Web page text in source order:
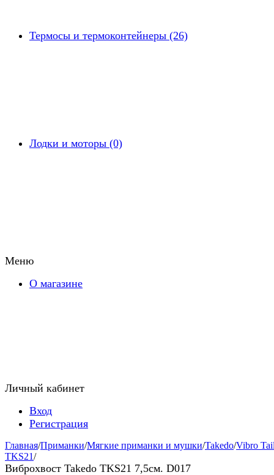
Термосы и термоконтейнеры (26)
Лодки и моторы (0)
Меню
О магазине
Личный кабинет
Вход
Регистрация
Главная/Приманки/Мягкие приманки и мушки/Takedo/Vibro
TKS21/
Виброхвост Takedo TKS21 7,5см. D017